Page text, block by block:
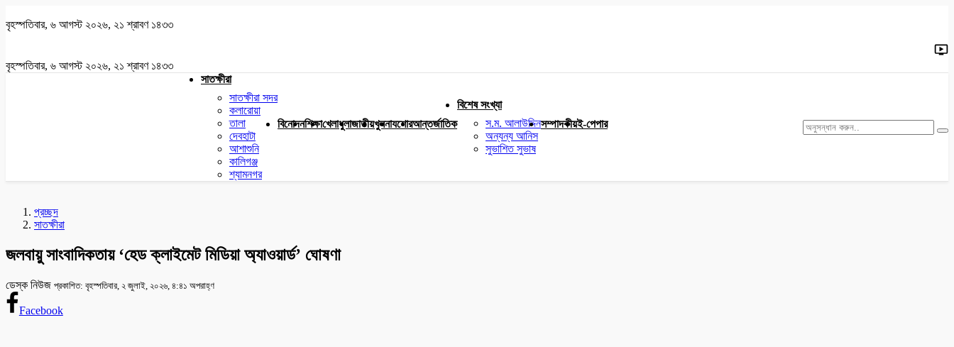
বৃহস্পতিবার, ৬ আগস্ট ২০২৬, ২১ শ্রাবণ ১৪৩৩
বৃহস্পতিবার, ৬ আগস্ট ২০২৬, ২১ শ্রাবণ ১৪৩৩
সাতক্ষীরা
সাতক্ষীরা সদর
কলারোয়া
তালা
দেবহাটা
আশাশুনি
কালিগঞ্জ
শ্যামনগর
বিনোদনশিক্ষাখেলাধুলাজাতীয়খুলনাযশোরআন্তর্জাতিক
বিশেষ সংখ্যা
স.ম. আলাউদ্দিন
অন্যন্য আনিস
সুভাশিত সুভাষ
সম্পাদকীয়ই-পেপার
প্রচ্ছদ
সাতক্ষীরা
জলবায়ু সাংবাদিকতায় ‘হেড ক্লাইমেট মিডিয়া অ্যাওয়ার্ড’ ঘোষণা
ডেস্ক নিউজ প্রকাশিত: বৃহস্পতিবার, ২ জুলাই, ২০২৬, ৪:৪১ অপরাহ্ণ
Facebook